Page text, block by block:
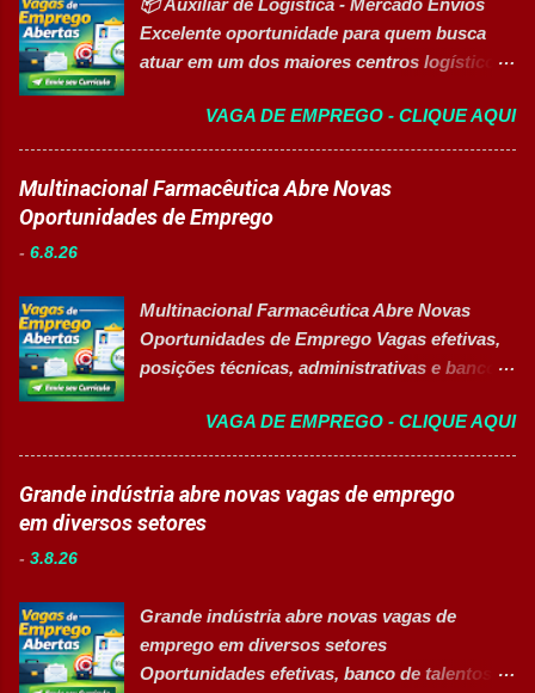
estratégica em projetos de melhoria
contínua da planta industrial. Principais
Responsabilidades Assegurar a manutenção
utilidades, elétrica e setores auxiliares.
Identificar oportunidades de melhoria
contínua nos processos e no consumo de
recursos energéticos. Garantir a
Liderar a gestão da ...
Excelente oportunidade para quem busca
atuar em um dos maiores centros logísticos
📋 Sobre a oportunidade O Mercado Envios
está com oportunidade para Auxiliar de
Logística . A empresa busca profissionais
comprometidos, organizados e que desejam
crescer em um ambiente inovador,
Receber produtos no centro de distribuição;
Embalar e etiquetar mercadorias; Conferir
documentos, registros e embalagens;
logísticos; Contribuir com melhorias na
operação; Atuar em equipe para garantir
agilidade nas entregas. ✅ Requisitos Ensino
Fundamental completo; Não é necessário
trabalhar em equipe; Interesse em aprender
e crescer profissionalmente. 💰
Remuneração Salário total podend...
VAGA DE EMPREGO - CLIQUE AQUI
Multinacional Farmacêutica Abre Novas
Oportunidades de Emprego
- 6.8.26
Multinacional Farmacêutica Abre Novas
Oportunidades de Emprego Vagas efetivas,
posições técnicas, administrativas e banco
CANDIDATAR-SE AGORA Sobre as
Oportunidades Uma das maiores empresas
do setor farmacêutico e de saúde está com
processo seletivo aberto para contratação
operacional. Estão disponíveis cargos de
nível operacional, técnico, administrativo e
de gestão, além de opções de cadastro em
VAGA DE EMPREGO - CLIQUE AQUI
Grande indústria abre novas vagas de emprego
em diversos setores
- 3.8.26
Grande indústria abre novas vagas de
emprego em diversos setores
Oportunidades efetivas, banco de talentos e